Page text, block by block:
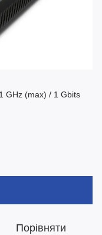
GHz (max) / 1 Gbits
Порівняти